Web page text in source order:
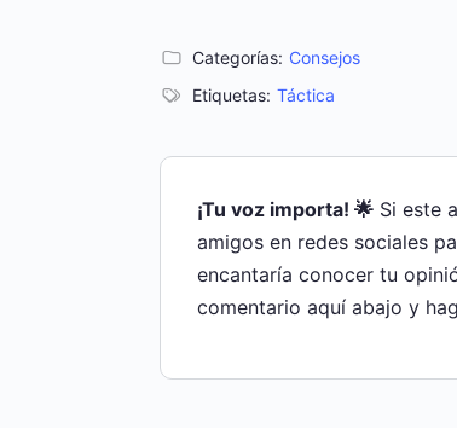
Categorías: Consejos
Etiquetas: Táctica
¡Tu voz importa! 🌟 Si este
amigos en redes sociales
encantaría conocer tu
comentario aquí abajo y